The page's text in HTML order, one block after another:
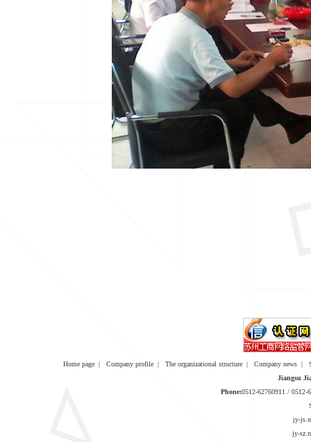
Home page | Company profile | The organizational structure | Company news |
Jiangsu
Phone:0512-62760911 / 0512-
jy-
jy-